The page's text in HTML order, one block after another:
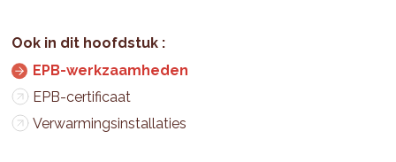
EPB-werkzaamheden
EPB-certificaat
Verwarmingsinstallaties